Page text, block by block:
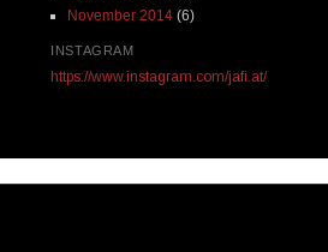
November 2014(6)
INSTAGRAM
https://www.instagram.com/jafi.at/